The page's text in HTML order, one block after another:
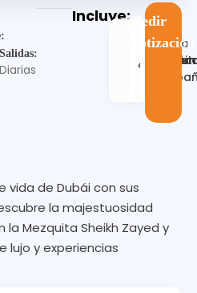
Salidas:
Diarias
Incluye:
Guia
Pedir
cotización
vida de Dubái con sus
la majestuosidad
la Mezquita Sheikh Zayed y
lujo y experiencias